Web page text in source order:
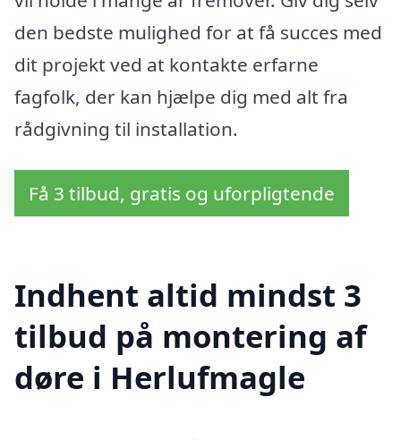
den bedste mulighed for at få succes med
dit projekt ved at kontakte erfarne
fagfolk, der kan hjælpe dig med alt fra
rådgivning til installation.
Få 3 tilbud, gratis og uforpligtende
Indhent altid mindst 3
tilbud på montering af
døre i Herlufmagle